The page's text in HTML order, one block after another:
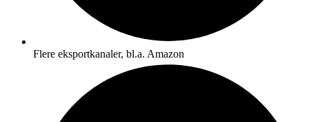
Flere eksportkanaler, bl.a. Amazon